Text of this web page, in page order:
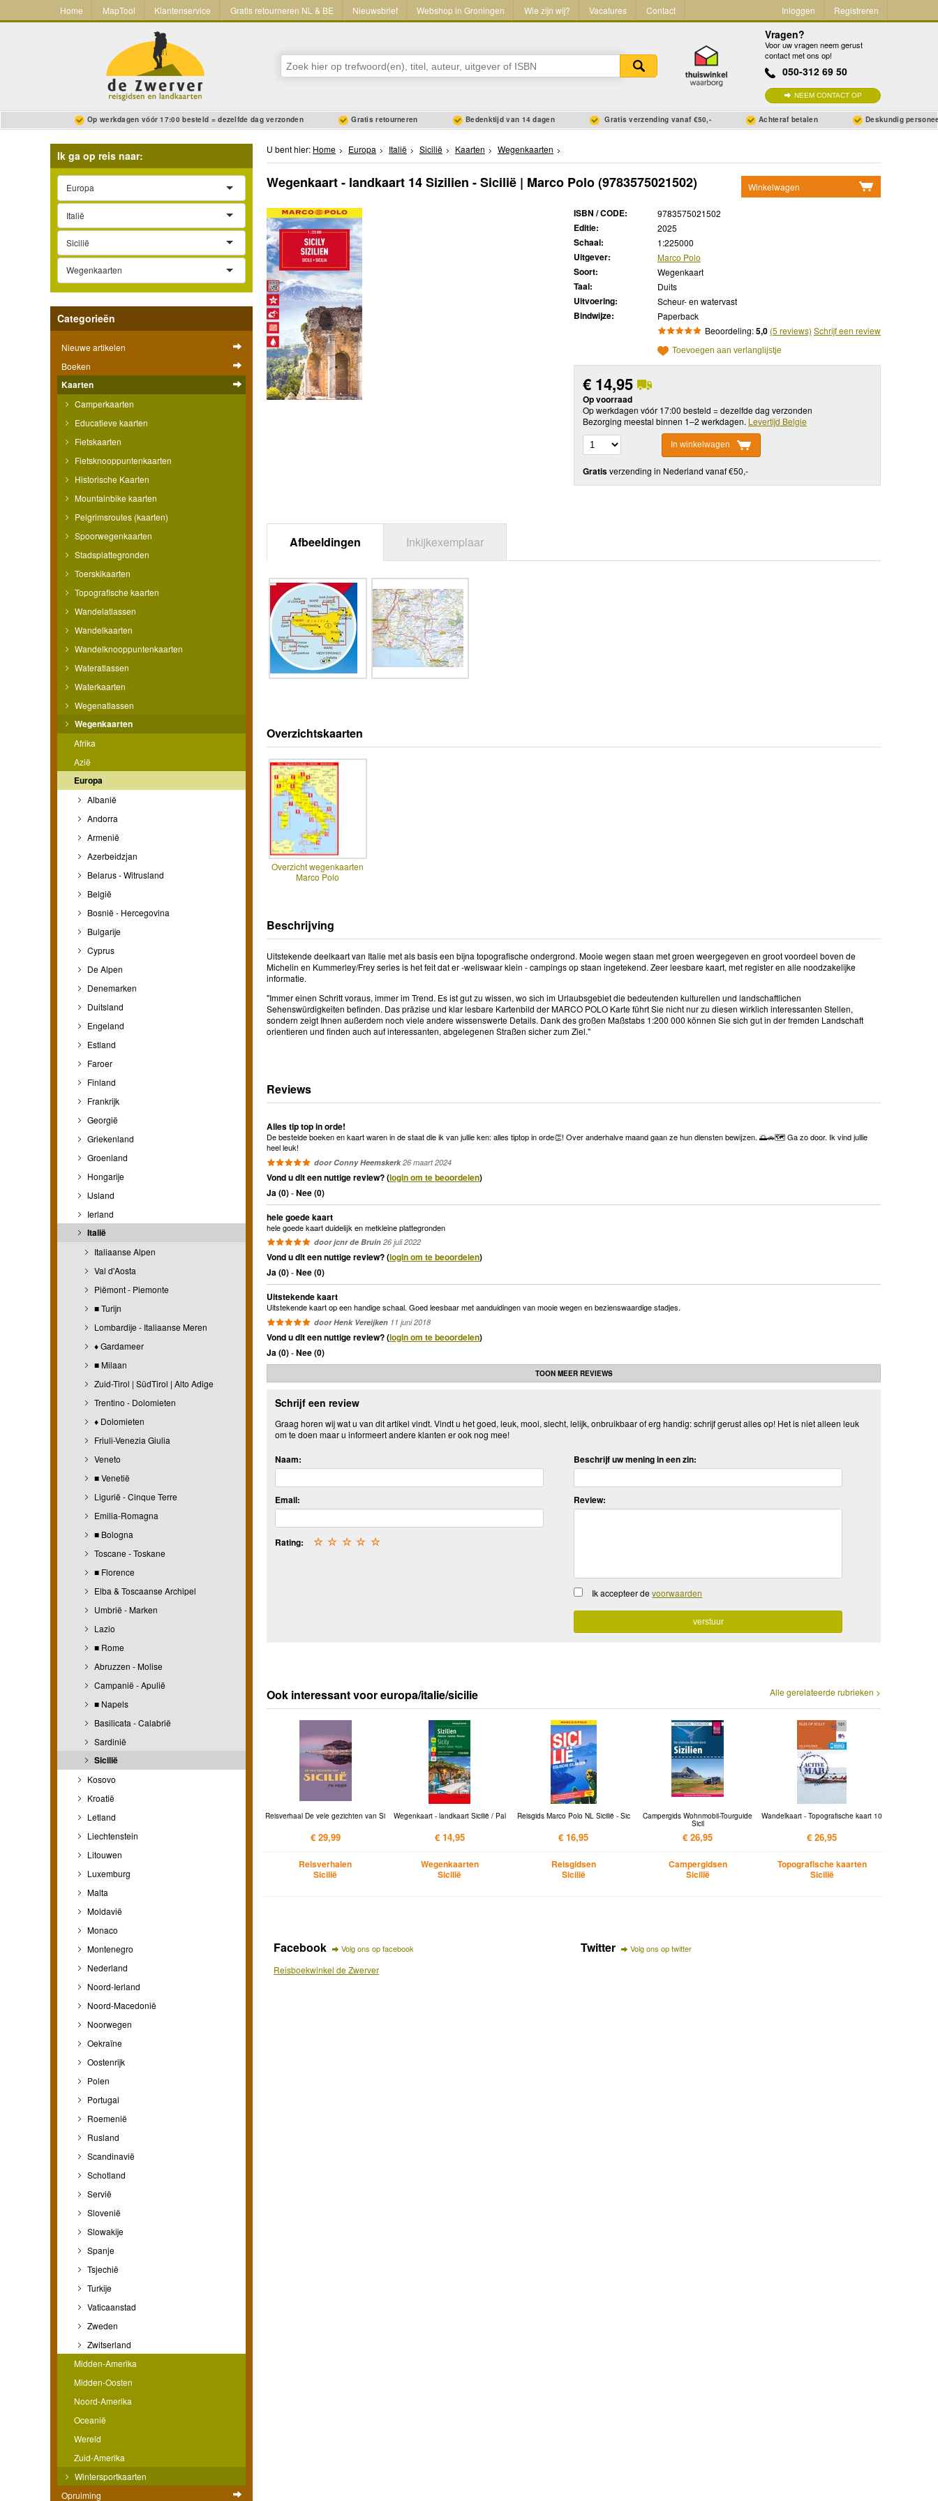
Home MapTool Klantenservice Gratis retourneren NL & BE Nieuwsbrief Webshop in Groningen Wie zijn wij? Vacatures Contact Inloggen Registreren
Vragen?
Voor uw vragen neem gerust
contact met ons op!
050-312 69 50
NEEM CONTACT OP
Op werkdagen vóór 17:00 besteld = dezelfde dag verzonden Gratis retourneren Bedenktijd van 14 dagen Gratis verzending vanaf €50,- Achteraf betalen Deskundig
Ik ga op reis naar:
Europa
Italië
Sicilië
Wegenkaarten
Categorieën
Nieuwe artikelen
Boeken
Kaarten
Camperkaarten
Educatieve kaarten
Fietskaarten
Fietsknooppuntenkaarten
Historische Kaarten
Mountainbike kaarten
Pelgrimsroutes (kaarten)
Spoorwegenkaarten
Stadsplattegronden
Toerskikaarten
Topografische kaarten
Wandelatlassen
Wandelkaarten
Wandelknooppuntenkaarten
Wateratlassen
Waterkaarten
Wegenatlassen
Wegenkaarten
Afrika
Azië
Europa
Albanië
Andorra
Armenië
Azerbeidzjan
Belarus - Witrusland
België
Bosnië - Hercegovina
Bulgarije
Cyprus
De Alpen
Denemarken
Duitsland
Engeland
Estland
Faroer
Finland
Frankrijk
Georgië
Griekenland
Groenland
Hongarije
IJsland
Ierland
Italië
Italiaanse Alpen
Val d'Aosta
Piëmont - Piemonte
■ Turijn
Lombardije - Italiaanse Meren
♦ Gardameer
■ Milaan
Zuid-Tirol | SüdTirol | Alto Adige
Trentino - Dolomieten
♦ Dolomieten
Friuli-Venezia Giulia
Veneto
■ Venetië
Ligurië - Cinque Terre
Emilia-Romagna
■ Bologna
Toscane - Toskane
■ Florence
Elba & Toscaanse Archipel
Umbrië - Marken
Lazio
■ Rome
Abruzzen - Molise
Campanië - Apulië
■ Napels
Basilicata - Calabrië
Sardinië
Sicilië
Kosovo
Kroatië
Letland
Liechtenstein
Litouwen
Luxemburg
Malta
Moldavië
Monaco
Montenegro
Nederland
Noord-Ierland
Noord-Macedonië
Noorwegen
Oekraïne
Oostenrijk
Polen
Portugal
Roemenië
Rusland
Scandinavië
Schotland
Servië
Slovenië
Slowakije
Spanje
Tsjechië
Turkije
Vaticaanstad
Zweden
Zwitserland
Midden-Amerika
Midden-Oosten
Noord-Amerika
Oceanië
Wereld
Zuid-Amerika
Wintersportkaarten
Opruiming
U bent hier: Home Europa Italië Sicilië Kaarten Wegenkaarten
Winkelwagen
Wegenkaart - landkaart 14 Sizilien - Sicilië | Marco Polo(9783575021502)
ISBN / CODE: 9783575021502
Editie: 2025
Schaal: 1:225000
Uitgever: Marco Polo
Soort: Wegenkaart
Taal: Duits
Uitvoering: Scheur- en watervast
Bindwijze:
Paperback
Beoordeling:5,0 (5 reviews) Schrijf een review
Toevoegen aan verlanglijstje
€ 14,95
Op voorraad
Op werkdagen vóór 17:00 besteld = dezelfde dag verzonden
Bezorging meestal binnen 1–2 werkdagen. Levertijd Belgie
In winkelwagen
Gratisverzending in Nederland vanaf €50,-
Afbeeldingen Inkijkexemplaar
Overzichtskaarten
Overzicht wegenkaarten
Marco Polo
Beschrijving
Uitstekende deelkaart van Italie met als basis een bijna topografische ondergrond. Mooie wegen staan met groen weergegeven en groot voordeel boven de
Michelin en Kummerley/Frey series is het feit dat er -weliswaar klein - campings op staan ingetekend. Zeer leesbare kaart, met register en alle noodzakelijke
informatie.
"Immer einen Schritt voraus, immer im Trend. Es ist gut zu wissen, wo sich im Urlaubsgebiet die bedeutenden kulturellen und landschaftlichen
Sehenswürdigkeiten befinden. Das präzise und klar lesbare Kartenbild der MARCO POLO Karte führt Sie nicht nur zu diesen wirklich interessanten Stellen,
sondern zeigt Ihnen außerdem noch viele andere wissenswerte Details. Dank des großen Maßstabs 1:200 000 können Sie sich gut in der fremden Landschaft
orientieren und finden auch auf interessanten, abgelegenen Straßen sicher zum Ziel."
Reviews
Alles tip top in orde!
De bestelde boeken en kaart waren in de staat die ik van jullie ken: alles tiptop in orde👏! Over anderhalve maand gaan ze hun diensten bewijzen. 🌅🚗🗺️ Ga zo door. Ik vind jullie
heel leuk!
door Conny Heemskerk26 maart 2024
Vond u dit een nuttige review? (login om te beoordelen)
Ja (0)-Nee (0)
hele goede kaart
hele goede kaart duidelijk en metkleine plattegronden
door jcnr de Bruin 26 juli 2022
Vond u dit een nuttige review? (login om te beoordelen)
Ja (0)-Nee (0)
Uitstekende kaart
Uitstekende kaart op een handige schaal. Goed leesbaar met aanduidingen van mooie wegen en bezienswaardige stadjes.
door Henk Vereijken 11 juni 2018
Vond u dit een nuttige review? (login om te beoordelen)
Ja (0)-Nee (0)
TOON MEER REVIEWS
Schrijf een review
Graag horen wij wat u van dit artikel vindt. Vindt u het goed, leuk, mooi, slecht, lelijk, onbruikbaar of erg handig: schrijf gerust alles op! Het is niet alleen leuk
om te doen maar u informeert andere klanten er ook nog mee!
Naam:
Email:
Rating: ☆
☆
☆
☆
☆
Beschrijf uw mening in een zin:
Review:
Ik accepteer devoorwaarden
Alle gerelateerde rubrieken >
Ook interessant voor europa/italie/sicilie
Reisverhaal De vele gezichten van Si
€ 29,99
Reisverhalen
Sicilië
Wegenkaart - landkaart Sicilië / Pal
€ 14,95
Wegenkaarten
Sicilië
Reisgids Marco Polo NL Sicilië - Sic
€ 16,95
Reisgidsen
Sicilië
Campergids Wohnmobil-Tourguide
Sicil
€ 26,95
Campergidsen
Sicilië
Wandelkaart - Topografische kaart 10
€ 26,95
Topografische kaarten
Sicilië
Facebook Volg ons op facebook
Reisboekwinkel de Zwerver
Twitter Volg ons op twitter